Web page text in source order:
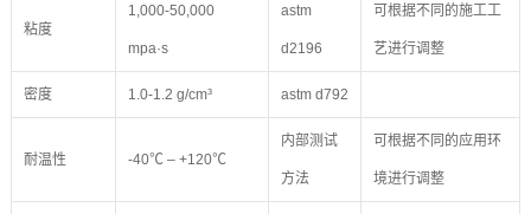
粘度
1,000-50,000
mpa·s
astm
d2196
可根据不同的施工工
艺进行调整
密度 1.0-1.2 g/cm³ astm d792
耐温性 -40℃ – +120℃
内部测试
方法
可根据不同的应用环
境进行调整